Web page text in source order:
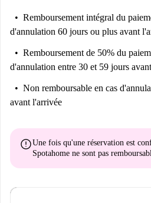
Remboursement intégral du
d'annulation 60 jours ou plus avant
Remboursement de 50% du
d'annulation entre 30 et 59 jours
Non remboursable en cas
avant l'arrivée
errorUne fois qu'une réservation est
Spotahome ne sont pas